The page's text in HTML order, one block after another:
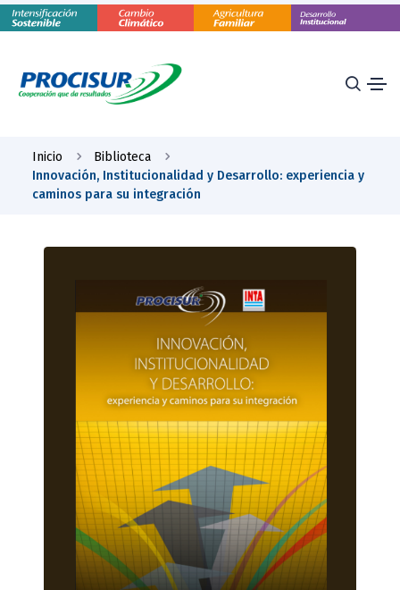
Inicio
Biblioteca
Innovación, Institucionalidad y Desarrollo: experiencia y
caminos para su integración